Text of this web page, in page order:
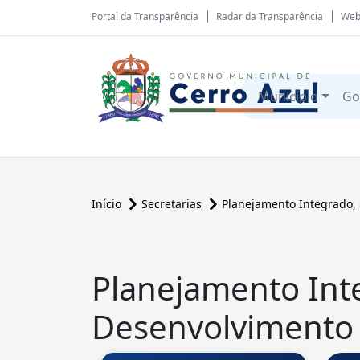
Portal da Transparência Radar da Transparência
Município
Início Secretarias Planejamento Integrado,
Planejamento